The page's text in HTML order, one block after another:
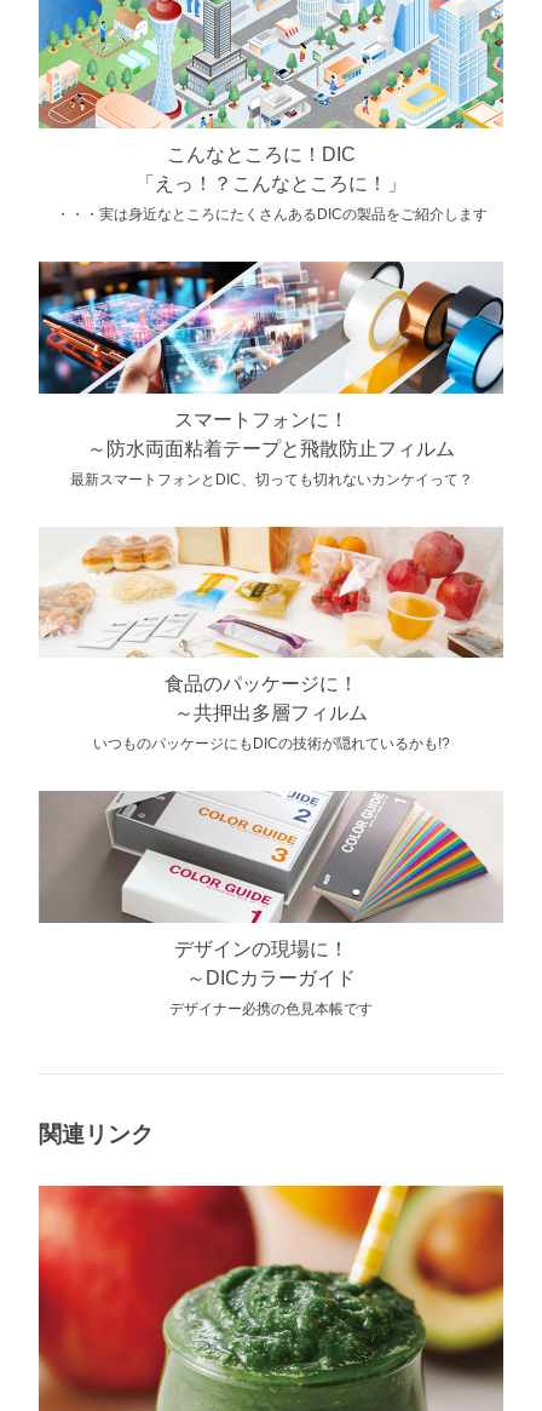
こんなところに！DIC
「えっ！？こんなところに！」
・・・実は身近なところにたくさんあるDICの製品をご紹介します
スマートフォンに！
～防水両面粘着テープと飛散防止フィルム
最新スマートフォンとDIC、切っても切れないカンケイって？
食品のパッケージに！
～共押出多層フィルム
いつものパッケージにもDICの技術が隠れているかも!?
デザインの現場に！
～DICカラーガイド
デザイナー必携の色見本帳です
関連リンク